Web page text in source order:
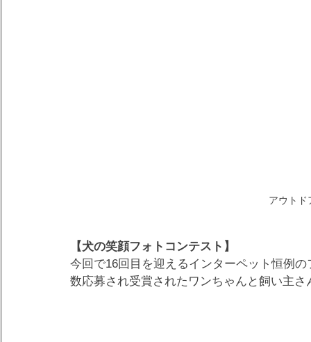
アウトド
【犬の笑顔フォトコンテスト】
今回で16回目を迎えるインターペット恒例
数応募され受賞されたワンちゃんと飼い主